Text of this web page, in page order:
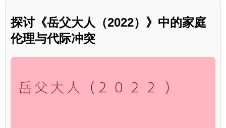
探讨《岳父大人（2022）》中的家庭
伦理与代际冲突